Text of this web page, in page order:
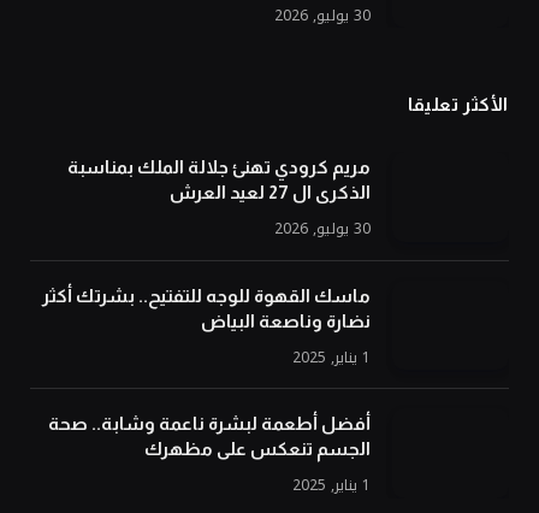
30 يوليو, 2026
الأكثر تعليقا
مريم كرودي تهنئ جلالة الملك بمناسبة
الذكرى ال 27 لعيد العرش
30 يوليو, 2026
ماسك القهوة للوجه للتفتيح.. بشرتك أكثر
نضارة وناصعة البياض
1 يناير, 2025
أفضل أطعمة لبشرة ناعمة وشابة.. صحة
الجسم تنعكس على مظهرك
1 يناير, 2025